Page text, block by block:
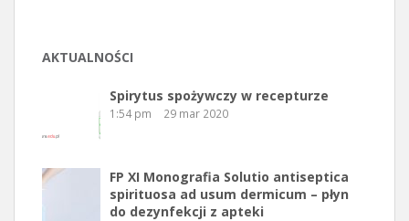
AKTUALNOŚCI
Spirytus spożywczy w recepturze
1:54 pm 29 mar 2020
FP XI Monografia Solutio antiseptica
spirituosa ad usum dermicum – płyn
do dezynfekcji z apteki